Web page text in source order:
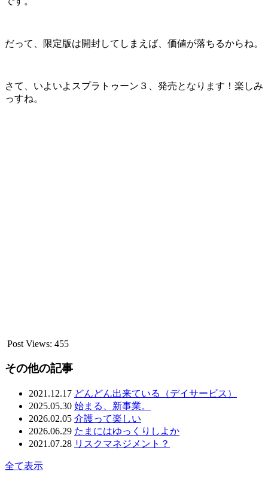
だって、限定版は開封してしまえば、価値が落ちるからね。
さて、いよいよスプラトゥーン３、発売となります！楽しみ
っすね。
Post Views: 455
その他の記事
2021.12.17 どんどん出来ている（デイサービス）
2025.05.30 始まる、新事業。
2026.02.05 介護って楽しい
2026.06.29 たまにはゆっくりしよか
2021.07.28 リスクマネジメント？
全て表示